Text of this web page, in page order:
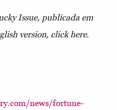
Issue, publicada em
version, click here.
news/fortune-